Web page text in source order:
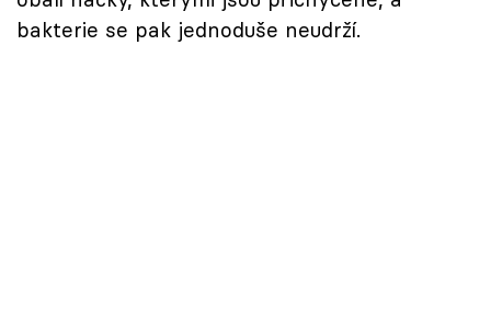
bakterie se pak jednoduše neudrží.